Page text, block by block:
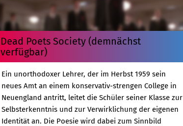
Dead Poets Society (demnächst
verfügbar)
Ein unorthodoxer Lehrer, der im Herbst 1959 sein
neues Amt an einem konservativ-strengen College in
Neuengland antritt, leitet die Schüler seiner Klasse zur
Selbsterkenntnis und zur Verwirklichung der eigenen
Identität an. Die Poesie wird dabei zum Sinnbild